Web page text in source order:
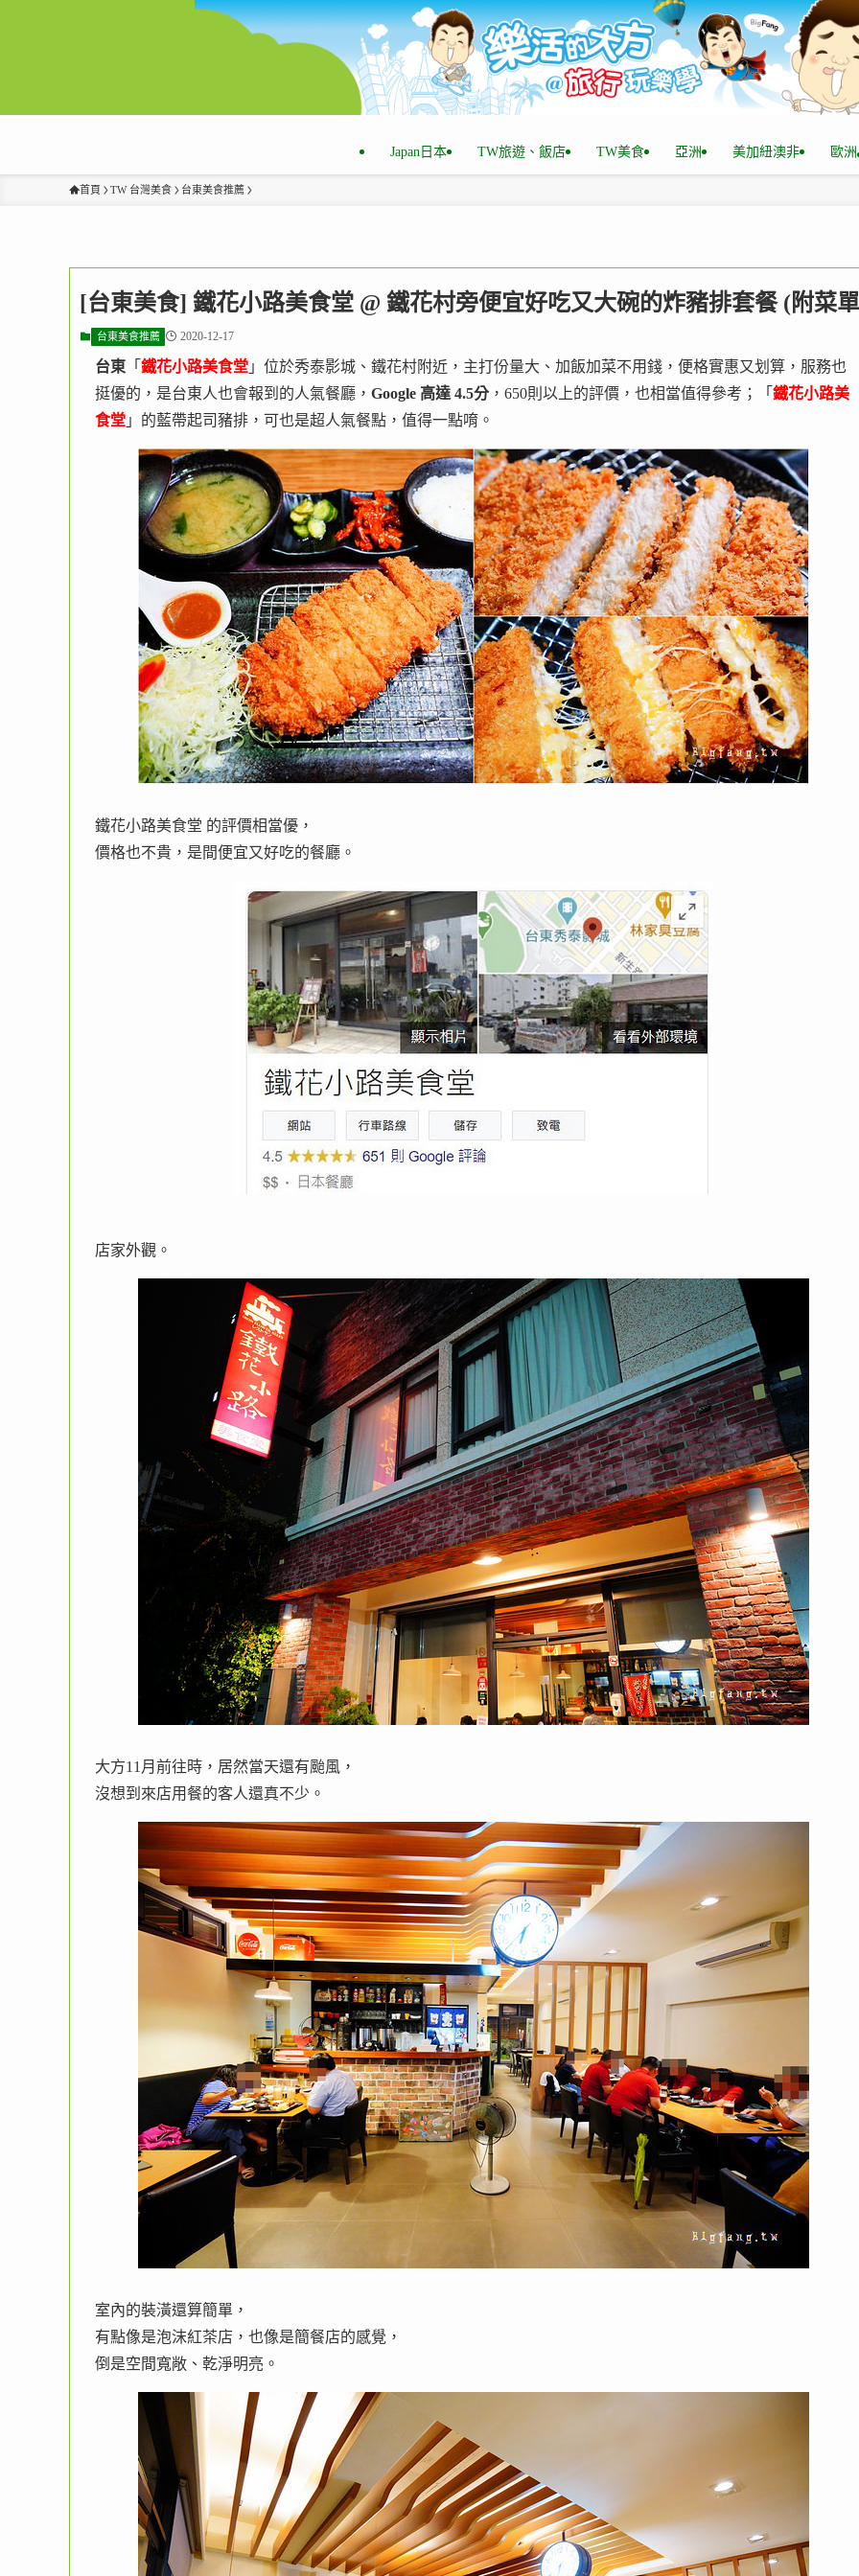
Japan日本 TW旅遊、飯店 TW美食 亞洲 美加紐澳非 歐洲
首頁 TW 台灣美食 台東美食推薦
[台東美食] 鐵花小路美食堂 @ 鐵花村旁便宜好吃又大碗的炸豬排套餐 (附菜
台東美食推薦 2020-12-17
台東 「 鐵花小路美食堂 」位於秀泰影城、鐵花村附近，主打份量大、加飯加菜不用錢，便格實惠又划算，服務也
挺優的，是台東人也會報到的人氣餐廳， Google 高達 4.5分，650則以上的評價，也相當值得參考；「 鐵花小路美
食堂 」的藍帶起司豬排，可也是超人氣餐點，值得一點唷。
鐵花小路美食堂 的評價相當優，
價格也不貴，是間便宜又好吃的餐廳。
店家外觀。
大方11月前往時，居然當天還有颱風，
沒想到來店用餐的客人還真不少。
室內的裝潢還算簡單，
有點像是泡沫紅茶店，也像是簡餐店的感覺，
倒是空間寬敞、乾淨明亮。